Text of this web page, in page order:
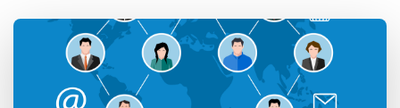
Unternehmen